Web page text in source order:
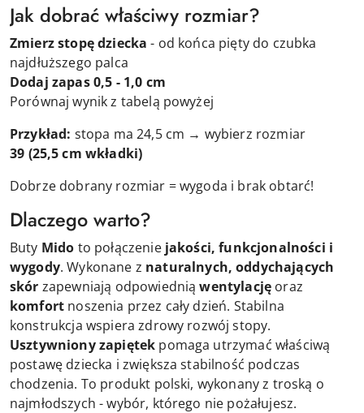
Jak dobrać właściwy rozmiar?
Zmierz stopę dziecka - od końca pięty do czubka
najdłuższego palca
Dodaj zapas 0,5 - 1,0 cm
Porównaj wynik z tabelą powyżej
Przykład: stopa ma 24,5 cm → wybierz rozmiar
39 (25,5 cm wkładki)
Dobrze dobrany rozmiar = wygoda i brak obtarć!
Dlaczego warto?
Buty Mido to połączenie jakości, funkcjonalności i
wygody. Wykonane z naturalnych, oddychających
skór zapewniają odpowiedniąwentylację oraz
komfort noszenia przez cały dzień. Stabilna
konstrukcja wspiera zdrowy rozwój stopy.
Usztywniony zapiętek pomaga utrzymać właściwą
postawę dziecka i zwiększa stabilność podczas
chodzenia. To produkt polski, wykonany z troską o
najmłodszych - wybór, którego nie pożałujesz.